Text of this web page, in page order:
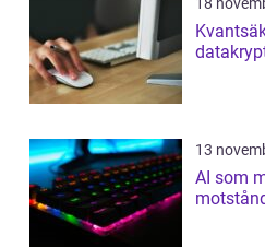
18
13
AI som